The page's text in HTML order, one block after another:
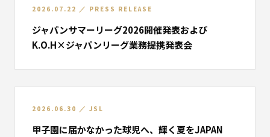
2026.07.22 ／ PRESS RELEASE
ジャパンサマーリーグ2026開催発表および
K.O.H×ジャパンリーグ業務提携発表会
2026.06.30 ／ JSL
甲子園に届かなかった球児へ、輝く夏を――JAPAN